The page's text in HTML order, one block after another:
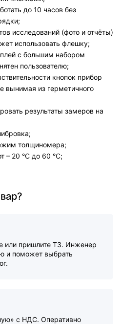
до 10 часов без
исследований (фото и отчёты)
использовать флешку;
с большим набором
пользователю;
кнопок прибор
вынимая из герметичного
результаты замеров на
толщиномера;
– 20 °С до 60 °С;
или пришлите ТЗ. Инженер
и поможет выбрать
с НДС. Оперативно